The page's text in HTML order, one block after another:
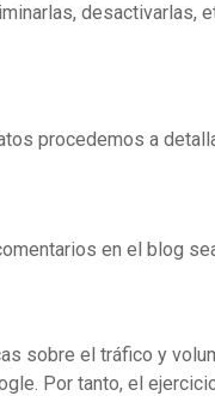
desactivarlas,
procedemos a
en el blog
sobre el tráfico y
Por tanto, el